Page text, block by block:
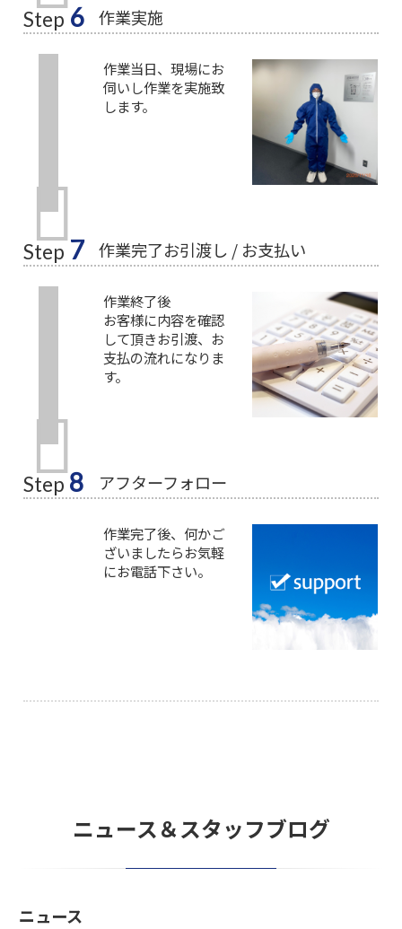
Step 6 作業実施
作業当日、現場にお
伺いし作業を実施致
します。
Step 7 作業完了お引渡し / お支払い
作業終了後
お客様に内容を確認
して頂きお引渡、お
支払の流れになりま
す。
Step 8 アフターフォロー
作業完了後、何かご
ざいましたらお気軽
にお電話下さい。
ニュース＆スタッフブログ
ニュース